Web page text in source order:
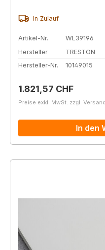
In Zulauf
Artikel-Nr.
WL39196
Hersteller
TRESTON
Hersteller-Nr.
10149015
Regulärer Preis:
1.821,57 CHF
Preise exkl. MwSt. zzgl.
In den